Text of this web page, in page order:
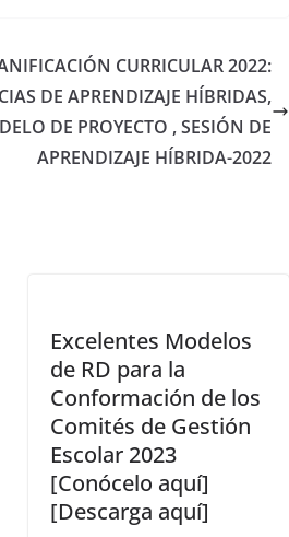
CURRICULAR 2022:
DE APRENDIZAJE HÍBRIDAS,
DE PROYECTO , SESIÓN DE
APRENDIZAJE HÍBRIDA-2022
Excelentes Modelos
de RD para la
Conformación de los
Comités de Gestión
Escolar 2023
[Conócelo aquí]
[Descarga aquí]